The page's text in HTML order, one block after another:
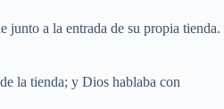
junto a la entrada de su propia tienda.
la tienda; y Dios hablaba con